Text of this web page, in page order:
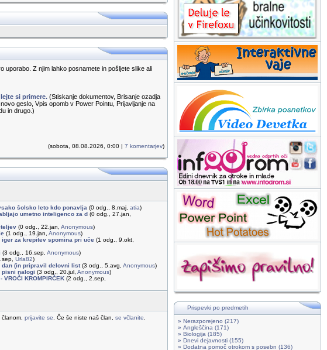
Z njim lahko posnamete in pošljete slike ali
si primere. (Stiskanje dokumentov, Brisanje ozadja
geslo, Vpis opomb v Power Pointu, Prijavljanje na
in drugo.)
(sobota, 08.08.2026, 0:00 | 7 komentarjev)
šolsko leto kdo ponavlja (0 odg., 8.maj, atia)
umetno inteligenco za d (0 odg., 27.jan,
(0 odg., 22.jan, Anonymous)
(1 odg., 19.jan, Anonymous)
za krepitev spomina pri uče (1 odg., 9.okt,
(3 odg., 16.sep, Anonymous)
Urla82)
dan (in pripravil delovni list(3 odg., 5.avg, Anonymous)
pisni nalogi (3 odg., 20.jul, Anonymous)
KROMPIRČEK (2 odg., 2.sep,
prijavite se . Če še niste naš član, se včlanite
Prispevki po predmetih
» Nerazporejeno (217)
» Angleščina (171)
» Biologija (185)
» Dnevi dejavnosti (155)
» Dodatna pomoč otrokom s posebn (136)